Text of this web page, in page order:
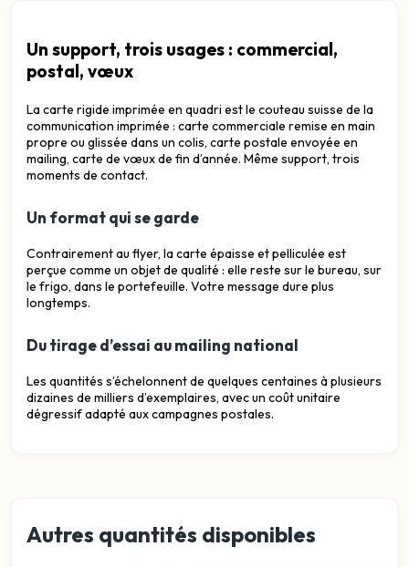
Un support, trois usages : commercial,
postal, vœux
La carte rigide imprimée en quadri est le couteau suisse de la
communication imprimée : carte commerciale remise en main
propre ou glissée dans un colis, carte postale envoyée en
mailing, carte de vœux de fin d’année. Même support, trois
moments de contact.
Un format qui se garde
Contrairement au flyer, la carte épaisse et pelliculée est
perçue comme un objet de qualité : elle reste sur le bureau, sur
le frigo, dans le portefeuille. Votre message dure plus
longtemps.
Du tirage d’essai au mailing national
Les quantités s’échelonnent de quelques centaines à plusieurs
dizaines de milliers d’exemplaires, avec un coût unitaire
dégressif adapté aux campagnes postales.
Autres quantités disponibles